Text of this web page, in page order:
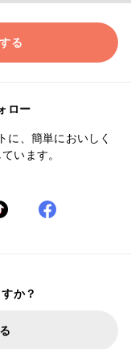
る
ロー
に、簡単においしく
います。
か？